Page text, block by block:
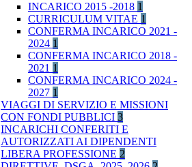
INCARICO 2015 -2018 1
CURRICULUM VITAE 1
CONFERMA INCARICO 2021 -
2024 1
CONFERMA INCARICO 2018 -
2021 1
CONFERMA INCARICO 2024 -
2027 1
VIAGGI DI SERVIZIO E MISSIONI
CON FONDI PUBBLICI 3
INCARICHI CONFERITI E
AUTORIZZATI AI DIPENDENTI
LIBERA PROFESSIONE 2